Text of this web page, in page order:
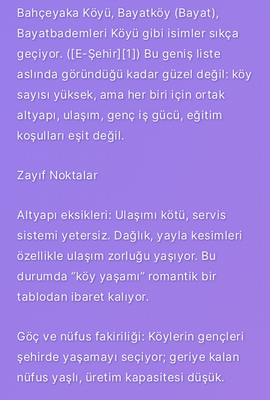
Bahçeyaka Köyü, Bayatköy (Bayat),
Bayatbademleri Köyü gibi isimler sıkça
geçiyor. ([E-Şehir][1]) Bu geniş liste
aslında göründüğü kadar güzel değil: köy
sayısı yüksek, ama her biri için ortak
altyapı, ulaşım, genç iş gücü, eğitim
koşulları eşit değil.
Zayıf Noktalar
Altyapı eksikleri: Ulaşımı kötü, servis
sistemi yetersiz. Dağlık, yayla kesimleri
özellikle ulaşım zorluğu yaşıyor. Bu
durumda “köy yaşamı” romantik bir
tablodan ibaret kalıyor.
Göç ve nüfus fakiriliği: Köylerin gençleri
şehirde yaşamayı seçiyor; geriye kalan
nüfus yaşlı, üretim kapasitesi düşük.